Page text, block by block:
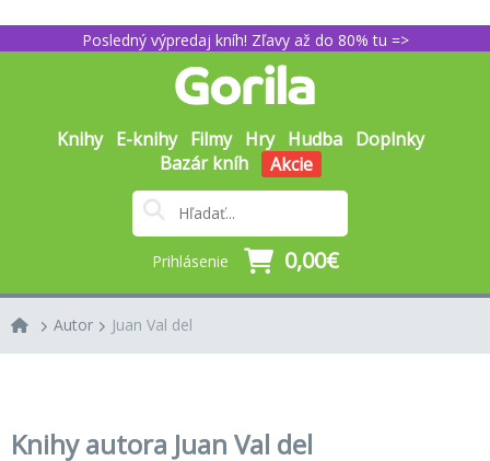
Posledný výpredaj kníh! Zľavy až do 80% tu =>
Knihy E-knihy Filmy Hry Hudba Doplnky
Bazár kníh
Akcie
Prihlásenie 0,00€
Autor Juan Val del
Knihy autora Juan Val del